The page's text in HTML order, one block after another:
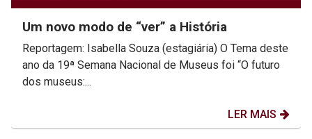
Um novo modo de “ver” a História
Reportagem: Isabella Souza (estagiária) O Tema deste
ano da 19ª Semana Nacional de Museus foi “O futuro
dos museus:...
LER MAIS